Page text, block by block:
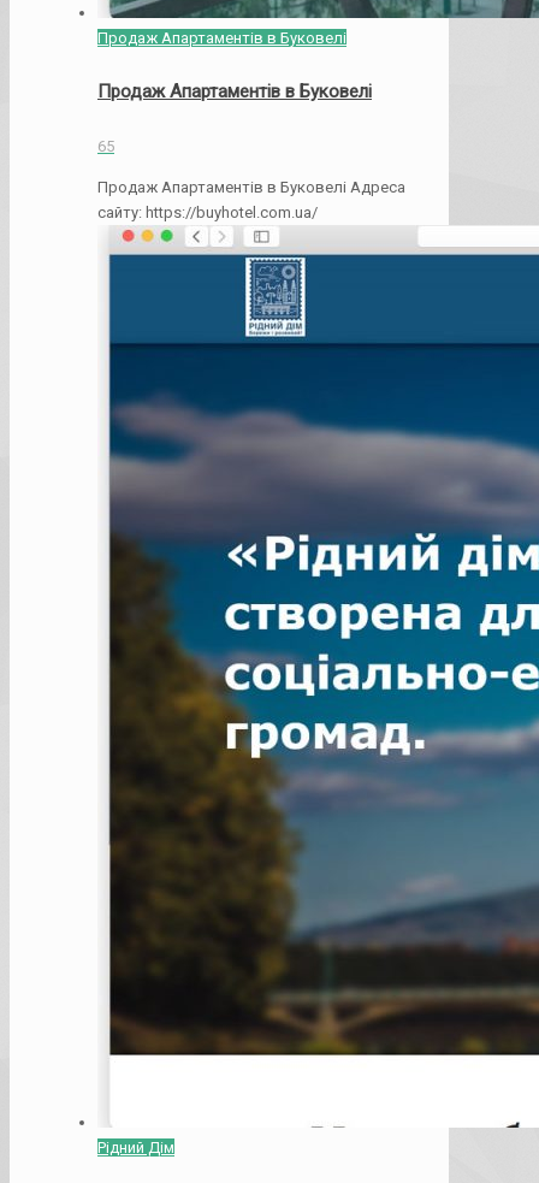
Продаж Апартаментів в Буковелі
Продаж Апартаментів в Буковелі
65
Продаж Апартаментів в Буковелі Адреса
сайту: https://buyhotel.com.ua/
Рідний Дім